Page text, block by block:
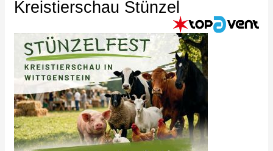
Kreistierschau Stünzel